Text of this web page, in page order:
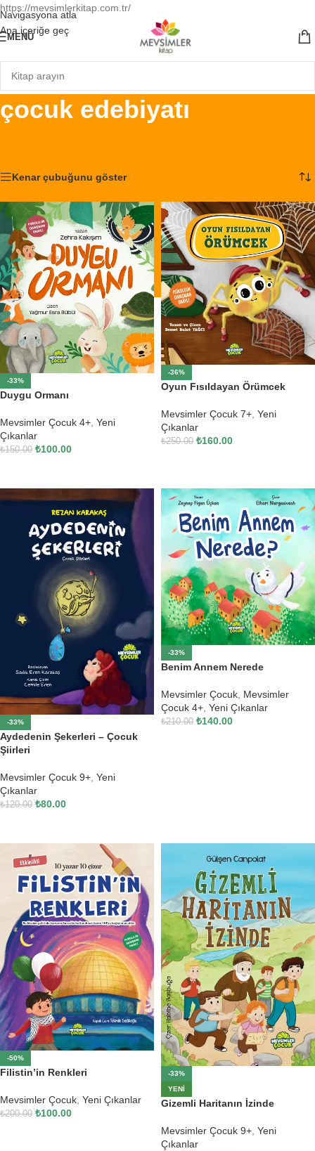
https://mevsimlerkitap.com.tr/
Navigasyona atla
Ana içeriğe geç
MENÜ
çocuk edebiyatı
Kenar çubuğunu göster
-33%
Duygu Ormanı
Mevsimler Çocuk 4+ Yeni
Çıkanlar
₺150.00 ₺100.00
-36%
Oyun Fısıldayan Örümcek
Mevsimler Çocuk 7+, Yeni
Çıkanlar
₺250.00 ₺160.00
-33%
Aydedenin Şekerleri – Çocuk
Şiirleri
Mevsimler Çocuk 9+, Yeni
Çıkanlar
₺120.00 ₺80.00
-33%
Benim Annem Nerede
Mevsimler Çocuk Mevsimler
Çocuk 4+ Yeni Çıkanlar
₺210.00 ₺140.00
-50%
Filistin’in Renkleri
Mevsimler Çocuk Yeni Çıkanlar
₺200.00 ₺100.00
-33%
YENI
Gizemli Haritanın İzinde
Mevsimler Çocuk 9+ Yeni
Çıkanlar